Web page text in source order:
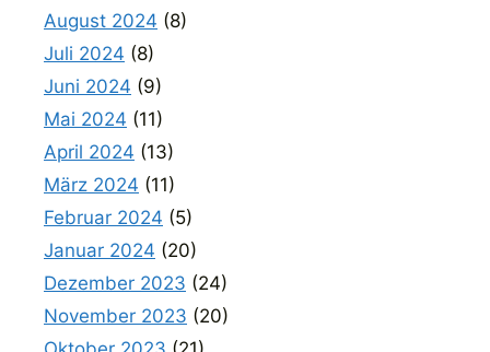
August 2024 (8)
Juli 2024 (8)
Juni 2024 (9)
Mai 2024 (11)
April 2024 (13)
März 2024 (11)
Februar 2024 (5)
Januar 2024 (20)
Dezember 2023 (24)
November 2023 (20)